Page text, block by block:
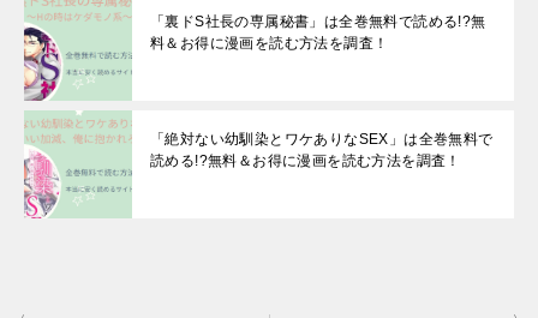
「裏ドS社長の専属秘書」は全巻無料で読める!?無
料＆お得に漫画を読む⽅法を調査！
「絶対ない幼馴染とワケありなSEX」は全巻無料で
読める!?無料＆お得に漫画を読む⽅法を調査！